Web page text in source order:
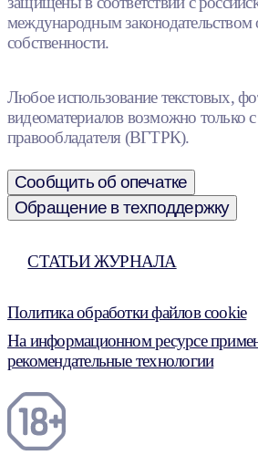
международным законодательством
собственности.
Любое использование текстовых,
видеоматериалов возможно только с
правообладателя (ВГТРК).
Сообщить об опечатке
Обращение в техподдержку
СТАТЬИ ЖУРНАЛА
Политика обработки файлов cookie
На информационном ресурсе
рекомендательные технологии